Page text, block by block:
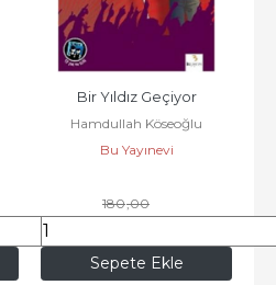
Sepete Ekle
Bir Yıldız Geçiyor
Hamdullah Köseoğlu
Bu Yayınevi
180,00
153,00